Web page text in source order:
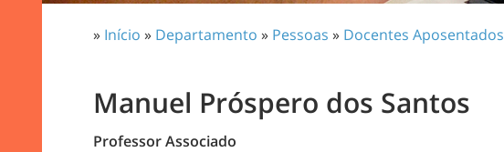
» Início » Departamento » Pessoas » Docentes Aposentados
Manuel Próspero dos Santos
Professor Associado